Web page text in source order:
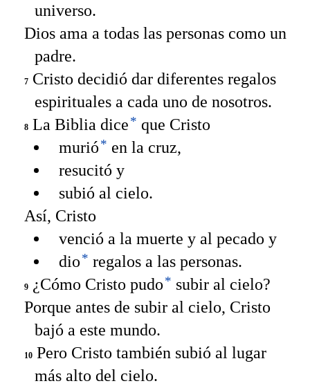
universo.
Dios ama a todas las personas como un
padre.
7 Cristo decidió dar diferentes regalos
espirituales a cada uno de nosotros.
8 La Biblia dice* que Cristo
murió* en la cruz,
resucitó y
subió al cielo.
Así, Cristo
venció a la muerte y al pecado y
dio* regalos a las personas.
9 ¿Cómo Cristo pudo* subir al cielo?
Porque antes de subir al cielo, Cristo
bajó a este mundo.
10 Pero Cristo también subió al lugar
más alto del cielo.